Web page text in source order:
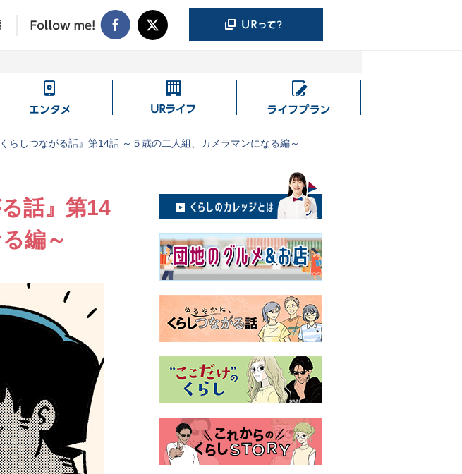
エ
タ
UR
イ
ラ
ラ
ン
らしつながる話』第14話 ～５歳の二人組、カメラマンになる編～
話』第14
編～